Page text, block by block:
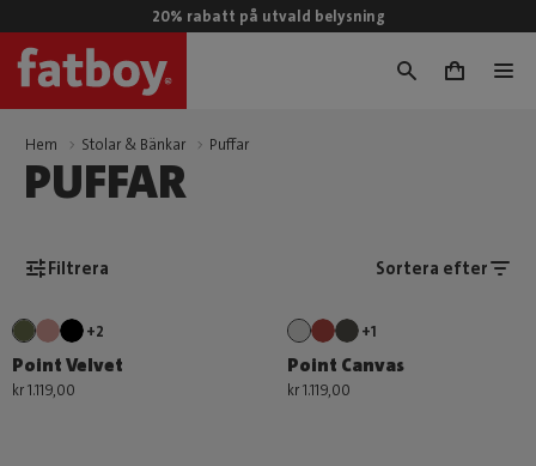
20% rabatt på utvald belysning
0
Hem Stolar & Bänkar Puffar
PUFFAR
Filtrera Sortera efter
+2
Point Velvet
kr 1.119,00
+1
Point Canvas
kr 1.119,00